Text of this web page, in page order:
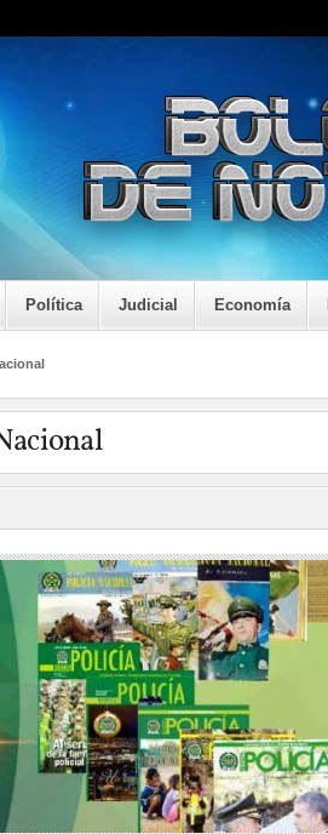
Política Judicial Economía